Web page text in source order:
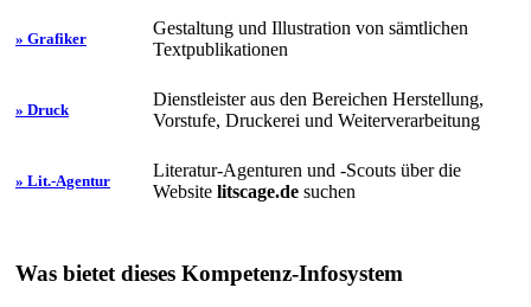
» Grafiker
Gestaltung und Illustration von sämtlichen
Textpublikationen
» Druck
Dienstleister aus den Bereichen Herstellung,
Vorstufe, Druckerei und Weiterverarbeitung
» Lit.-Agentur
Literatur-Agenturen und -Scouts über die
Website litscage.de suchen
Was bietet dieses Kompetenz-Infosystem